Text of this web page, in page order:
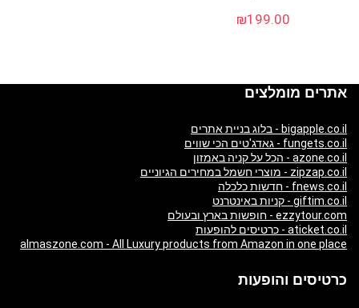
₪199.00
אתרים מומלצים
bigapple.co.il - בלוג בניית אתרים
fungets.co.il - גאדג'טים הכי שווים
azone.co.il - הכל על קניה באמזון
zipzap.co.il - מוצרי חשמל במחירים הגיוניים
fnews.co.il - חדשות כלכלה
giftim.co.il - קניות באינטרנט
ezzytour.com - חופשות בארץ ובעולם
aticket.co.il - כרטיסים להופעות
almaszone.com - All Luxury products from Amazon in one place
כרטיסים והופעות